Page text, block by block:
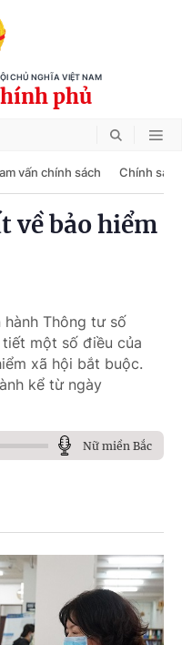
CHỦ NGHĨA VIỆT NAM
phủ
vấn chính sách Chính
về bảo hiểm
hành Thông tư số
một số điều của
xã hội bắt buộc.
kể từ ngày
Nữ miền Bắc